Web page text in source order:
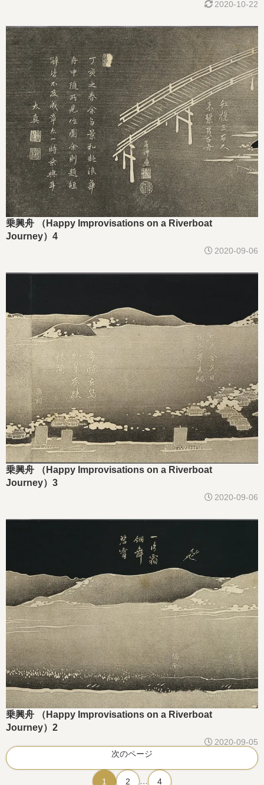
2020-10-22
乗興舟 （Happy Improvisations on a Riverboat
Journey）4
2020-09-06
乗興舟 （Happy Improvisations on a Riverboat
Journey）3
2020-09-06
乗興舟 （Happy Improvisations on a Riverboat
Journey）2
2020-09-05
次のページ
1 2 … 4